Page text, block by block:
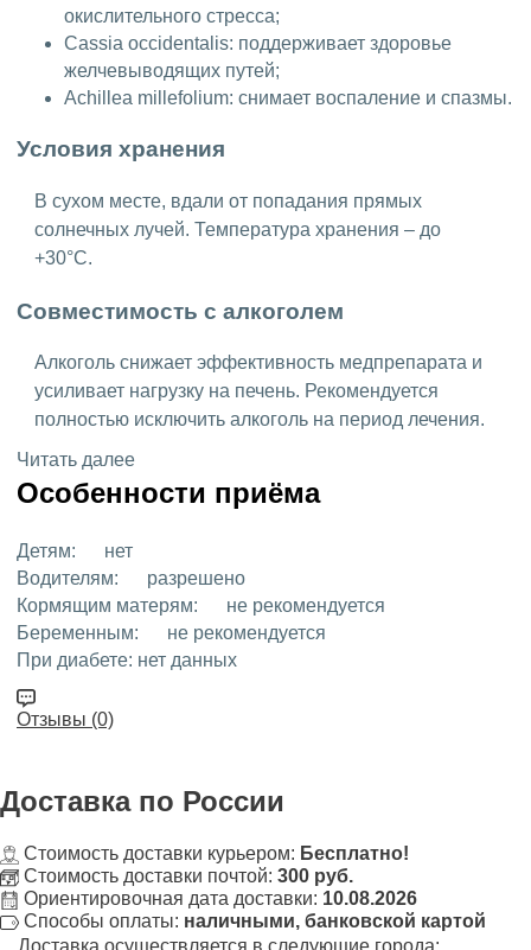
окислительного стресса;
Cassia occidentalis: поддерживает здоровье
желчевыводящих путей;
Achillea millefolium: снимает воспаление и спазмы.
Условия хранения
В сухом месте, вдали от попадания прямых
солнечных лучей. Температура хранения – до
+30°C.
Совместимость с алкоголем
Алкоголь снижает эффективность медпрепарата и
усиливает нагрузку на печень. Рекомендуется
полностью исключить алкоголь на период лечения.
Читать далее
Особенности приёма
Детям:
нет
Водителям:
разрешено
Кормящим матерям:
не рекомендуется
Беременным:
не рекомендуется
При диабете: нет данных
Отзывы (0)
Доставка по России
Стоимость доставки курьером: Бесплатно!
Стоимость доставки почтой: 300 руб.
Ориентировочная дата доставки: 10.08.2026
Способы оплаты: наличными, банковской картой